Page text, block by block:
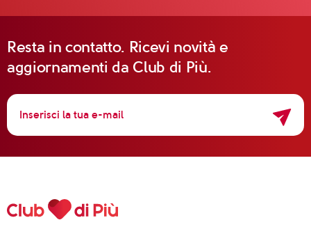
Resta in contatto. Ricevi novità e
aggiornamenti da Club di Più.